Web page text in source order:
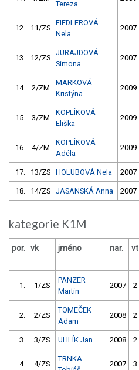
Tereza
12. 11/ZS
FIEDLEROVÁ
Nela
2007
13. 12/ZS
JURAJDOVÁ
Simona
2007
14. 2/ZM
MARKOVÁ
Kristýna
2009
15. 3/ZM
KOPLÍKOVÁ
Eliška
2009
16. 4/ZM
KOPLÍKOVÁ
Adéla
2009
17. 13/ZS HOLUBOVÁ Nela 2007
18. 14/ZS JASANSKÁ Anna 2007
kategorie K1M
por. vk jméno nar. vt
1. 1/ZS
PANZER
Martin
2007 2
2. 2/ZS
TOMEČEK
Adam
2008 2
3. 3/ZS UHLÍK Jan 2008 2
4. 4/ZS
TRNKA
2007 3